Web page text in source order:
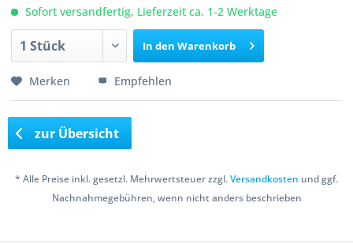
Sofort versandfertig, Lieferzeit ca. 1-2 Werktage
In den Warenkorb
Merken Empfehlen
zur Übersicht
* Alle Preise inkl. gesetzl. Mehrwertsteuer zzgl.Versandkosten und ggf.
Nachnahmegebühren, wenn nicht anders beschrieben